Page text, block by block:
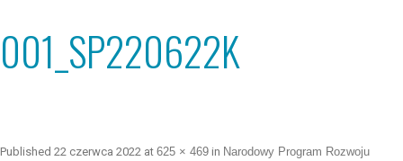
001_SP220622K
Published 22 czerwca 2022 at 625 × 469 in Narodowy Program Rozwoju